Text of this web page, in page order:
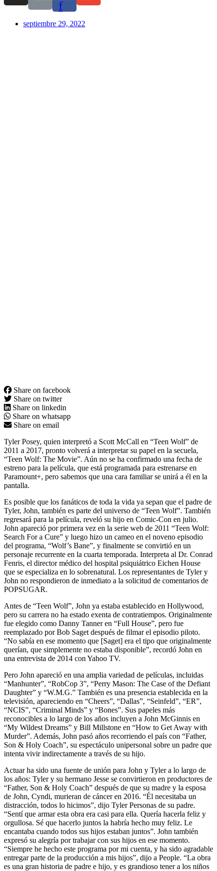
f
septiembre 29, 2022
Share on facebook
Share on twitter
Share on linkedin
Share on whatsapp
Share on email
Tyler Posey, quien interpretó a Scott McCall en “Teen Wolf” de
2011 a 2017, pronto volverá a interpretar su papel en la secuela,
“Teen Wolf: The Movie”. Aún no se ha confirmado una fecha de
estreno para la película, que está programada para estrenarse en
Paramount+, pero sabemos que una cara familiar se unirá a él en la
pantalla.
Es posible que los fanáticos de toda la vida ya sepan que el padre de
Tyler, John, también es parte del universo de “Teen Wolf”. También
regresará para la película, reveló su hijo en Comic-Con en julio.
John apareció por primera vez en la serie web de 2011 “Teen Wolf:
Search For a Cure” y luego hizo un cameo en el noveno episodio
del programa, “Wolf’s Bane”, y finalmente se convirtió en un
personaje recurrente en la cuarta temporada. Interpreta al Dr. Conrad
Fenris, el director médico del hospital psiquiátrico Eichen House
que se especializa en lo sobrenatural. Los representantes de Tyler y
John no respondieron de inmediato a la solicitud de comentarios de
POPSUGAR.
Antes de “Teen Wolf”, John ya estaba establecido en Hollywood,
pero su carrera no ha estado exenta de contratiempos. Originalmente
fue elegido como Danny Tanner en “Full House”, pero fue
reemplazado por Bob Saget después de filmar el episodio piloto.
“No sabía en ese momento que [Saget] era el tipo que originalmente
querían, que simplemente no estaba disponible”, recordó John en
una entrevista de 2014 con Yahoo TV.
Pero John apareció en una amplia variedad de películas, incluidas
“Manhunter”, “RobCop 3”, “Perry Mason: The Case of the Defiant
Daughter” y “W.M.G.” También es una presencia establecida en la
televisión, apareciendo en “Cheers”, “Dallas”, “Seinfeld”, “ER”,
“NCIS”, “Criminal Minds” y “Bones”. Sus papeles más
reconocibles a lo largo de los años incluyen a John McGinnis en
“My Wildest Dreams” y Bill Millstone en “How to Get Away with
Murder”. Además, John pasó años recorriendo el país con “Father,
Son & Holy Coach”, su espectáculo unipersonal sobre un padre que
intenta vivir indirectamente a través de su hijo.
Actuar ha sido una fuente de unión para John y Tyler a lo largo de
los años: Tyler y su hermano Jesse se convirtieron en productores de
“Father, Son & Holy Coach” después de que su madre y la esposa
de John, Cyndi, murieran de cáncer en 2016. “Él necesitaba un
distracción, todos lo hicimos”, dijo Tyler Personas de su padre.
“Sentí que armar esta obra era casi para ella. Quería hacerla feliz y
orgullosa. Sé que hacerlo juntos la habría hecho muy feliz. Le
encantaba cuando todos sus hijos estaban juntos”. John también
expresó su alegría por trabajar con sus hijos en ese momento.
“Siempre he hecho este programa por mi cuenta, y ha sido agradable
entregar parte de la producción a mis hijos”, dijo a People. “La obra
es una gran historia de padre e hijo, y es grandioso tener a los niños